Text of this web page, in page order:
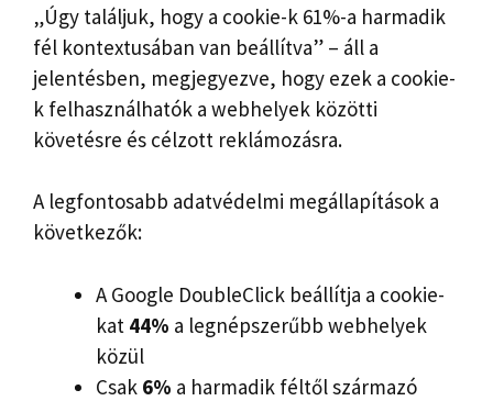
„Úgy találjuk, hogy a cookie-k 61%-a harmadik
fél kontextusában van beállítva” – áll a
jelentésben, megjegyezve, hogy ezek a cookie-
k felhasználhatók a webhelyek közötti
követésre és célzott reklámozásra.
A legfontosabb adatvédelmi megállapítások a
következők:
A Google DoubleClick beállítja a cookie-
kat 44% a legnépszerűbb webhelyek
közül
Csak 6% a harmadik féltől származó